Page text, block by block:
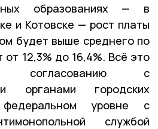
образованиях — в
и Котовске — рост платы
будет выше среднего по
от 12,3% до 16,4%. Всё это
согласованию с
органами городских
уровне с
службой